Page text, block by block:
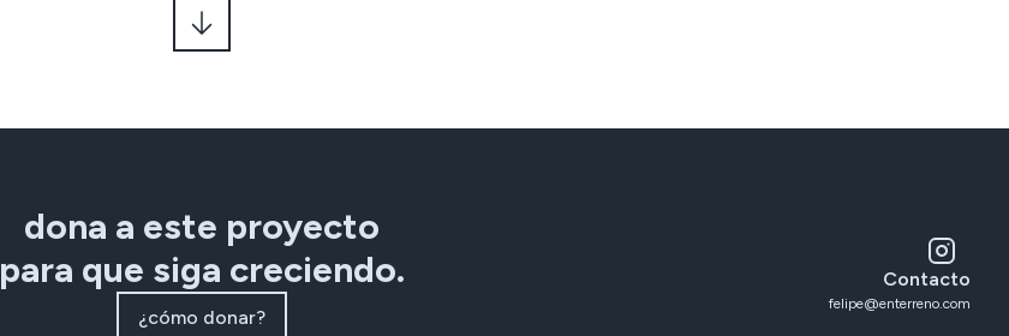
dona a este proyecto
para que siga creciendo.
¿cómo donar?
Contacto
felipe@enterreno.com